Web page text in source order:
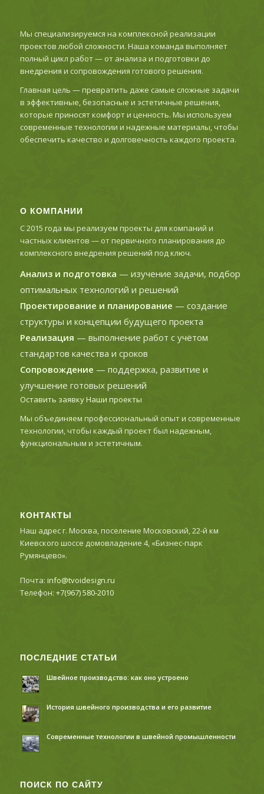
Мы специализируемся на комплексной реализации
проектов любой сложности. Наша команда выполняет
полный цикл работ — от анализа и подготовки до
внедрения и сопровождения готового решения.
Главная цель — превратить даже самые сложные задачи
в эффективные, безопасные и эстетичные решения,
которые приносят комфорт и ценность. Мы используем
современные технологии и надежные материалы, чтобы
обеспечить качество и долговечность каждого проекта.
О КОМПАНИИ
С 2015 года мы реализуем проекты для компаний и
частных клиентов — от первичного планирования до
комплексного внедрения решений под ключ.
Анализ и подготовка — изучение задачи, подбор
оптимальных технологий и решений
Проектирование и планирование — создание
структуры и концепции будущего проекта
Реализация — выполнение работ с учётом
стандартов качества и сроков
Сопровождение — поддержка, развитие и
улучшение готовых решений
Оставить заявкуНаши проекты
Мы объединяем профессиональный опыт и современные
технологии, чтобы каждый проект был надежным,
функциональным и эстетичным.
КОНТАКТЫ
Наш адрес г. Москва, поселение Московский, 22-й км
Киевского шоссе домовладение 4, «Бизнес-парк
Румянцево».
Почта: info@tvoidesign.ru
Телефон: +7(967) 580-2010
ПОСЛЕДНИЕ СТАТЬИ
Швейное производство: как оно устроено
История швейного производства и его развитие
Современные технологии в швейной промышленности
ПОИСК ПО САЙТУ